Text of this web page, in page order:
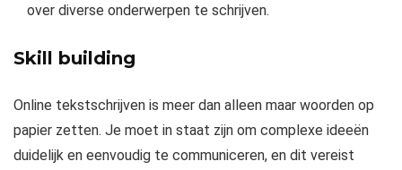
over diverse onderwerpen te schrijven.
Skill building
Online tekstschrijven is meer dan alleen maar woorden op
papier zetten. Je moet in staat zijn om complexe ideeën
duidelijk en eenvoudig te communiceren, en dit vereist